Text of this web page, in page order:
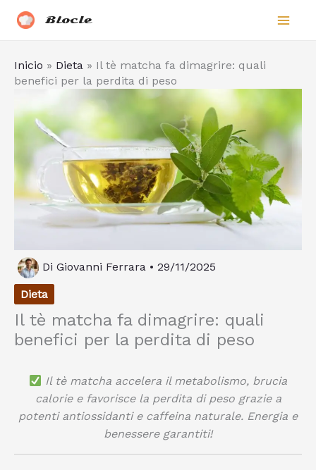
Biocle
Inicio » Dieta » Il tè matcha fa dimagrire: quali
benefici per la perdita di peso
Di Giovanni Ferrara • 29/11/2025
Dieta
Il tè matcha fa dimagrire: quali
benefici per la perdita di peso
Il tè matcha accelera il metabolismo, brucia
calorie e favorisce la perdita di peso grazie a
potenti antiossidanti e caffeina naturale. Energia e
benessere garantiti!